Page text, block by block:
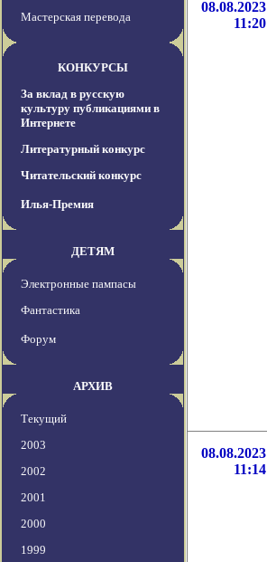
Мастерская перевода
КОНКУРСЫ
За вклад в русскую
культуру публикациями в
Интернете
Литературный конкурс
Читательский конкурс
Илья-Премия
ДЕТЯМ
Электронные пампасы
Фантастика
Форум
АРХИВ
Текущий
2003
2002
2001
2000
1999
08.08.2023
11:20
08.08.2023
11:14